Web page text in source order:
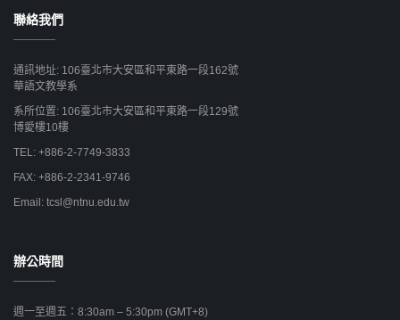
聯絡我們
通訊地址: 106臺北市大安區和平東路一段162號
華語文教學系
系所位置: 106臺北市大安區和平東路一段129號
博愛樓10樓
TEL: +886-2-7749-3833
FAX: +886-2-2341-9746
Email: tcsl@ntnu.edu.tw
辦公時間
週一至週五：8:30am – 5:30pm (GMT+8)